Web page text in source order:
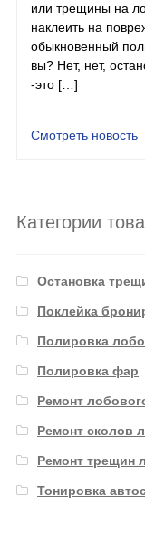
или трещины на
наклеить на
обыкновенный
вы? Нет, нет,
-это […]
Смотреть новость
Категории
Остановка
Поклейка
Полировка
Полировка фар
Ремонт
Ремонт сколов
Ремонт трещин
Тонировка